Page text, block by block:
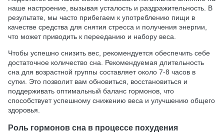
наше настроение, вызывая усталость и раздражительность. В
результате, мы часто прибегаем к употреблению пищи в
качестве средства для снятия стресса и получения энергии,
что может приводить к перееданию и набору веса.
Чтобы успешно снизить вес, рекомендуется обеспечить себе
достаточное количество сна. Рекомендуемая длительность
сна для возрастной группы составляет около 7-8 часов в
сутки. Это позволит вам обновиться, восстановиться и
поддерживать оптимальный баланс гормонов, что
способствует успешному снижению веса и улучшению общего
здоровья.
Роль гормонов сна в процессе похудения